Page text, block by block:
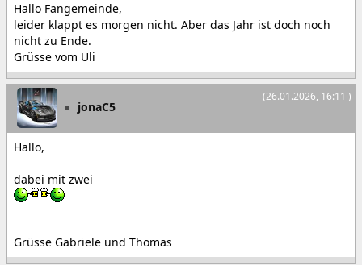
Hallo Fangemeinde,
leider klappt es morgen nicht. Aber das Jahr ist doch noch
nicht zu Ende.
Grüsse vom Uli
(26.01.2026, 16:11 )
jonaC5
Hallo,
dabei mit zwei
Grüsse Gabriele und Thomas